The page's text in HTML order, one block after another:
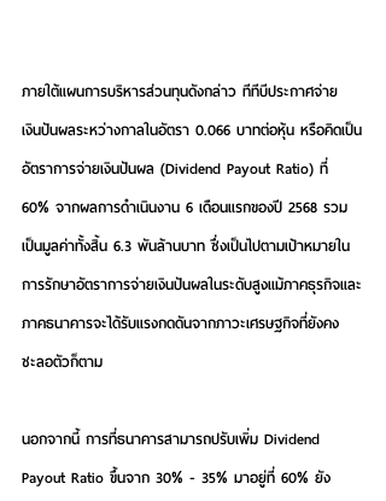
ภายใต้แผนการบริหารส่วนทุนดังกล่าว ทีทีบีประกาศจ่าย
เงินปันผลระหว่างกาลในอัตรา 0.066 บาทต่อหุ้น หรือคิดเป็น
อัตราการจ่ายเงินปันผล (Dividend Payout Ratio) ที่
60% จากผลการดำเนินงาน 6 เดือนแรกของปี 2568 รวม
เป็นมูลค่าทั้งสิ้น 6.3 พันล้านบาท ซึ่งเป็นไปตามเป้าหมายใน
การรักษาอัตราการจ่ายเงินปันผลในระดับสูงแม้ภาคธุรกิจและ
ภาคธนาคารจะได้รับแรงกดดันจากภาวะเศรษฐกิจที่ยังคง
ชะลอตัวก็ตาม
นอกจากนี้ การที่ธนาคารสามารถปรับเพิ่ม Dividend
Payout Ratio ขึ้นจาก 30% - 35% มาอยู่ที่ 60% ยัง